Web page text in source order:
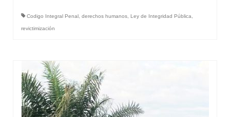
Codigo Integral Penal derechos humanos Ley de Integridad Pública
revictimización